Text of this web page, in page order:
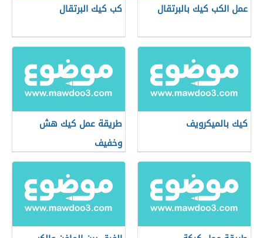
عمل الكب كيك بالبرتقال كب كيك البرتقال
كيك بالميكرويف
طريقة عمل كيك هش
وخفيف